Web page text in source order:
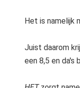
Het is namelijk
Juist daarom
een 8,5 en da's